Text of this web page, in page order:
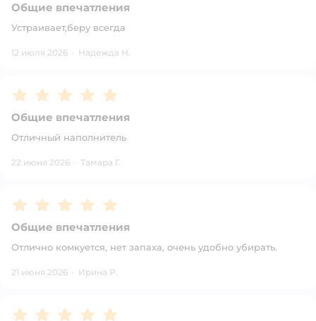
Общие впечатления
Устраивает,беру всегда
12 июля 2026 · Надежда Н.
Рейтинг:5
Общие впечатления
Отличный наполнитель
22 июня 2026 · Тамара Г.
Рейтинг:5
Общие впечатления
Отлично комкуется, нет запаха, очень удобно убирать.
21 июня 2026 · Ирина Р.
Рейтинг:5